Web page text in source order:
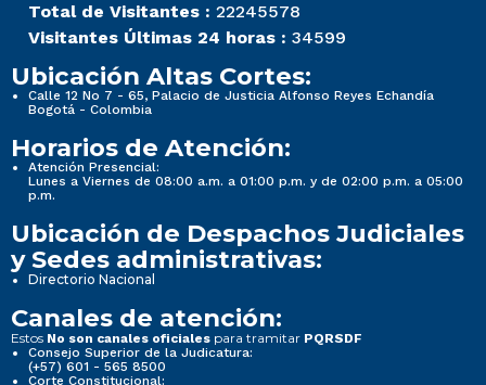
Total de Visitantes : 22245578
Visitantes Últimas 24 horas : 34599
Ubicación Altas Cortes:
Calle 12 No 7 - 65, Palacio de Justicia Alfonso Reyes Echandía
Bogotá - Colombia
Horarios de Atención:
Atención Presencial:
Lunes a Viernes de 08:00 a.m. a 01:00 p.m. y de 02:00 p.m. a 05:00
p.m.
Ubicación de Despachos Judiciales
y Sedes administrativas:
Directorio Nacional
Canales de atención:
Estos No son canales oficiales para tramitar PQRSDF
Consejo Superior de la Judicatura:
(+57) 601 - 565 8500
Corte Constitucional: